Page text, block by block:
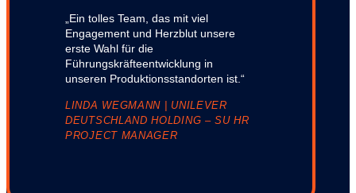
„Ein tolles Team, das mit viel
Engagement und Herzblut unsere
erste Wahl für die
Führungskräfteentwicklung in
unseren Produktionsstandorten ist.“
LINDA WEGMANN | UNILEVER
DEUTSCHLAND HOLDING – SU HR
PROJECT MANAGER